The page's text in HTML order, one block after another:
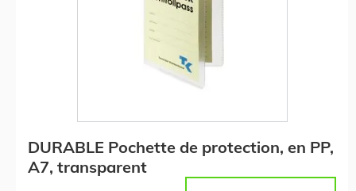
DURABLE Pochette de protection, en PP,
A7, transparent